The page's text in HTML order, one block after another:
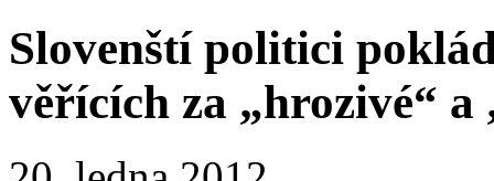
Slovenští politici
věřících za „hrozivé“